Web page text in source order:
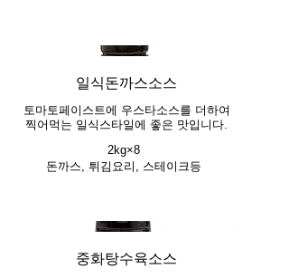
일식돈까스소스
토마토페이스트에 우스타소스를 더하여
찍어먹는 일식스타일에 좋은 맛입니다.
2kg×8
돈까스, 튀김요리, 스테이크등
중화탕수육소스